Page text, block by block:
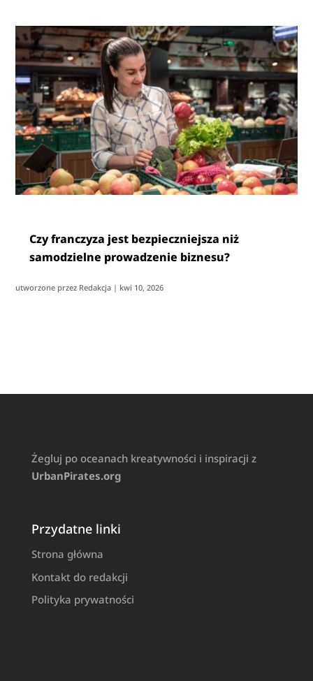
Czy franczyza jest bezpieczniejsza niż
samodzielne prowadzenie biznesu?
utworzone przez Redakcja | kwi 10, 2026
Żegluj po oceanach kreatywności i inspiracji z
UrbanPirates.org
Przydatne linki
Strona główna
Kontakt do redakcji
Polityka prywatności